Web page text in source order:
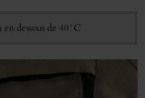
dessous de 40°C